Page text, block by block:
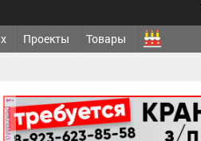
Проекты Товары
реклама